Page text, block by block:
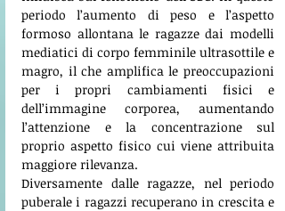
periodo l’aumento di peso e l’aspetto
formoso allontana le ragazze dai modelli
mediatici di corpo femminile ultrasottile e
magro, il che amplifica le preoccupazioni
per i propri cambiamenti fisici e
dell’immagine corporea, aumentando
l’attenzione e la concentrazione sul
proprio aspetto fisico cui viene attribuita
maggiore rilevanza.
Diversamente dalle ragazze, nel periodo
puberale i ragazzi recuperano in crescita e